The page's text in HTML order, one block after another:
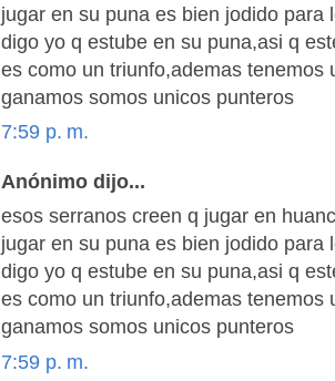
jugar en su puna es bien jodido para
digo yo q estube en su puna,asi q
es como un triunfo,ademas tenemos
ganamos somos unicos punteros
7:59 p. m.
Anónimo dijo...
esos serranos creen q jugar en
jugar en su puna es bien jodido para
digo yo q estube en su puna,asi q
es como un triunfo,ademas tenemos
ganamos somos unicos punteros
7:59 p. m.